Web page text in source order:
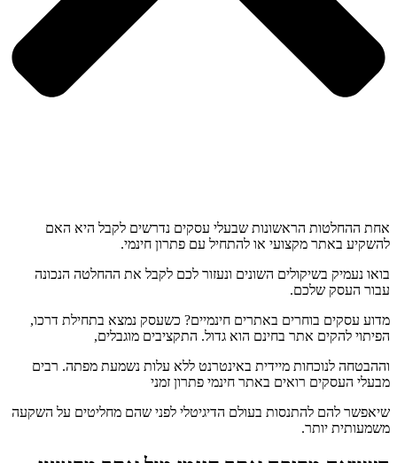
אחת ההחלטות הראשונות שבעלי עסקים נדרשים לקבל היא האם
להשקיע באתר מקצועי או להתחיל עם פתרון חינמי.
בואו נעמיק בשיקולים השונים ונעזור לכם לקבל את ההחלטה הנכונה
עבור העסק שלכם.
מדוע עסקים בוחרים באתרים חינמיים? כשעסק נמצא בתחילת דרכו,
הפיתוי להקים אתר בחינם הוא גדול. התקציבים מוגבלים,
וההבטחה לנוכחות מיידית באינטרנט ללא עלות נשמעת מפתה. רבים
מבעלי העסקים רואים באתר חינמי פתרון זמני
שיאפשר להם להתנסות בעולם הדיגיטלי לפני שהם מחליטים על השקעה
משמעותית יותר.